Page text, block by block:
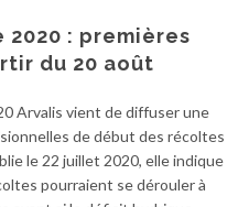
2020 : premières
du 20 août
Arvalis vient de diffuser une
de début des récoltes
le 22 juillet 2020, elle indique
pourraient se dérouler à